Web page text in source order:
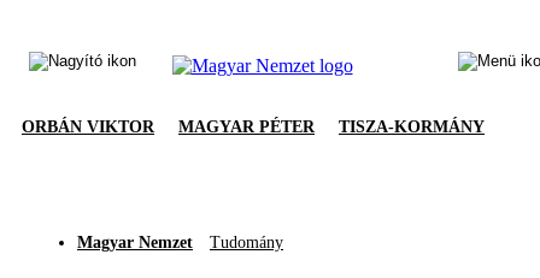
ORBÁN VIKTOR MAGYAR PÉTER TISZA-KORMÁNY
Magyar Nemzet Tudomány